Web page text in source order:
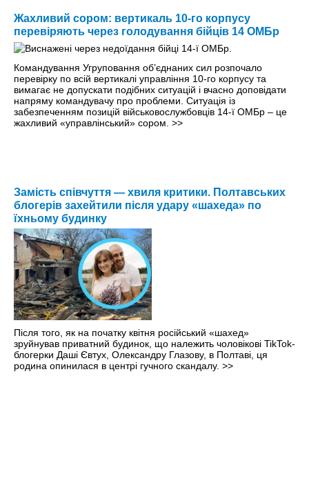
Жахливий сором: вертикаль 10-го корпусу
перевіряють через голодування бійців 14 ОМБр
Командування Угруповання об’єднаних сил розпочало
перевірку по всій вертикалі управління 10-го корпусу та
вимагає не допускати подібних ситуацій і вчасно доповідати
напряму командувачу про проблеми. Ситуація із
забезпеченням позицій військовослужбовців 14-ї ОМБр – це
жахливий «управлінський» сором. >>
Замість співчуття — хвиля критики. Полтавських
блогерів захейтили після удару «шахеда» по
їхньому будинку
Після того, як на початку квітня російський «шахед»
зруйнував приватний будинок, що належить чоловікові TikTok-
блогерки Даші Євтух, Олександру Глазову, в Полтаві, ця
родина опинилася в центрі гучного скандалу. >>